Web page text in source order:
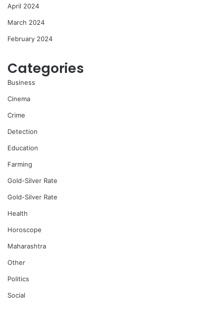
April 2024
March 2024
February 2024
Categories
Business
Cinema
Crime
Detection
Education
Farming
Gold-Silver Rate
Gold-Silver Rate
Health
Horoscope
Maharashtra
Other
Politics
Social